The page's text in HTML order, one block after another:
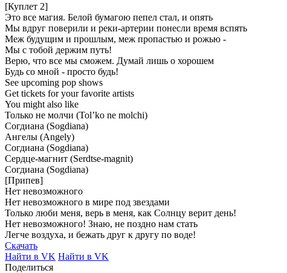
[Куплет 2]
Это все магия. Белой бумагою пепел стал, и опять
Мы вдруг поверили и реки-артерии понесли время вспять
Меж будущим и прошлым, меж пропастью и рожью -
Мы с тобой держим путь!
Верю, что все мы сможем. Думай лишь о хорошем
Будь со мной - просто будь!
See upcoming pop shows
Get tickets for your favorite artists
You might also like
Только не молчи (Tol’ko ne molchi)
Согдиана (Sogdiana)
Ангелы (Angely)
Согдиана (Sogdiana)
Сердце-магнит (Serdtse-magnit)
Согдиана (Sogdiana)
[Припев]
Нет невозможного
Нет невозможного в мире под звездами
Только люби меня, верь в меня, как Солнцу верит день!
Нет невозможного! Знаю, не поздно нам стать
Легче воздуха, и бежать друг к другу по воде!
Скачать
Найти в VK Найти в VK
Поделиться